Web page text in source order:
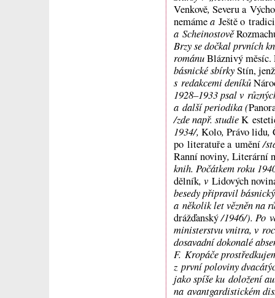
Venkově, Severu a
nemámea Ještě o tradici
a Scheinostově
Brzy se dočkal prvních
románuBláznivý měsíc.
básnické sbírkyStín,
s redakcemi deníků
1928–1933 psal v
a další periodika (
/zde např. studieK
1934/, Kolo, Právo lidu,
po literatuře a umění/
Ranní noviny, Literární
knih. Počátkem roku
dělník, v Lidových
besedy připravil
a několik let vězněn na
drážďanský/1946/). Po
ministerstvu vnitra, v
dosavadní dokonalé
F. Kropáče
z první poloviny
jako spíše ku doložení
na avantgardistickém